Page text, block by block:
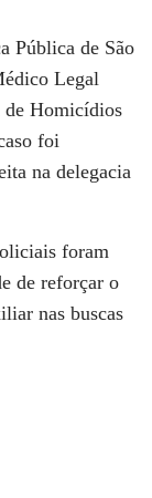
Pública de São
Legal
de Homicídios
foi
na delegacia
foram
de reforçar o
nas buscas